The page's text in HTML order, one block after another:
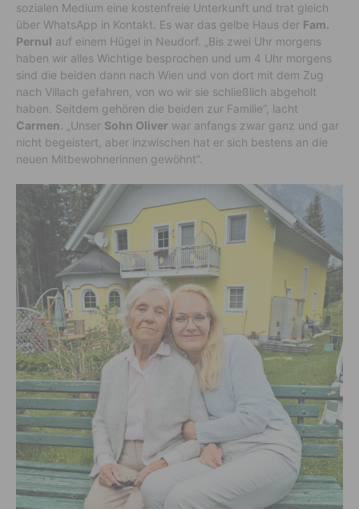
sozialen Medium eine kostenfreie Unterkunft und trat gleich
über WhatsApp in Kontakt. Es war das gelbe Haus der Fam.
Pernul auf einem Hügel in Neudorf. „Bis zwei Uhr morgens
haben wir alles Wichtige besprochen und um 4 Uhr morgens
sind die beiden dann nach Wien und von dort mit dem Zug
nach Villach gefahren, von wo wir sie schließlich abgeholt
haben. Seitdem gehören die beiden zur Familie“, lacht
Carmen . „Unser Sohn Oliver war anfangs zwar ganz und gar
nicht begeistert, aber inzwischen hat er sich bestens an die
neuen Mitbewohnerinnen gewöhnt”.